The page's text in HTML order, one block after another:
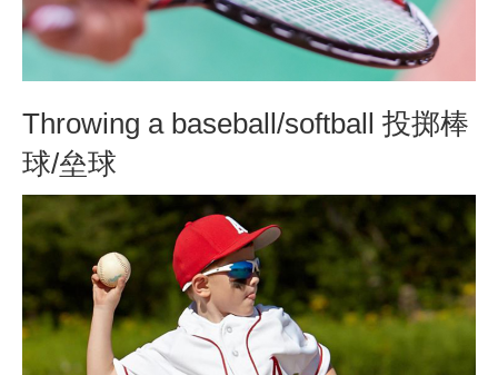
Throwing a baseball/softball 投掷棒
球/垒球